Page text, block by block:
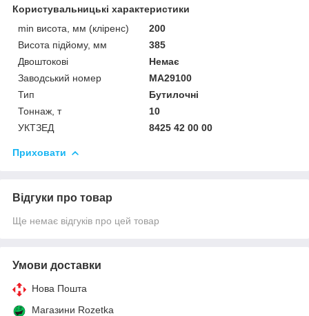
Користувальницькі характеристики
min висота, мм (кліренс)
200
Висота підйому, мм
385
Двоштокові
Немає
Заводський номер
MA29100
Тип
Бутилочні
Тоннаж, т
10
УКТЗЕД
8425 42 00 00
Приховати
Відгуки про товар
Ще немає відгуків про цей товар
Умови доставки
Нова Пошта
Магазини Rozetka